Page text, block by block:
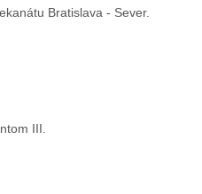
Bratislava - Sever.
III.